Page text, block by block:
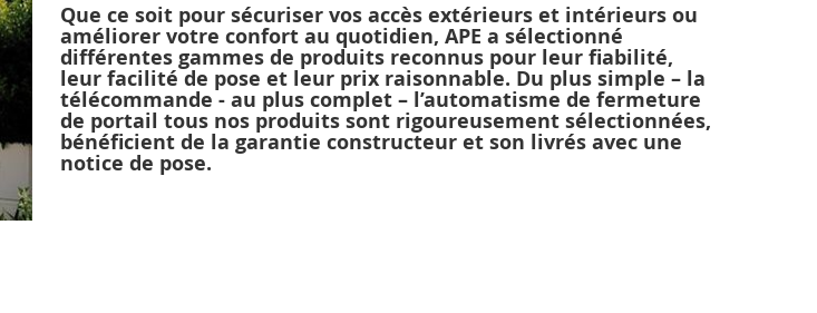
Que ce soit pour sécuriser vos accès extérieurs et intérieurs ou
améliorer votre confort au quotidien, APE a sélectionné
différentes gammes de produits reconnus pour leur fiabilité,
leur facilité de pose et leur prix raisonnable. Du plus simple – la
télécommande - au plus complet – l’automatisme de fermeture
de portail tous nos produits sont rigoureusement sélectionnées,
bénéficient de la garantie constructeur et son livrés avec une
notice de pose.